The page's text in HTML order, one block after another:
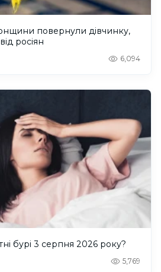
повернули дівчинку,
росіян
6,094
бурі 3 серпня 2026 року?
5,769